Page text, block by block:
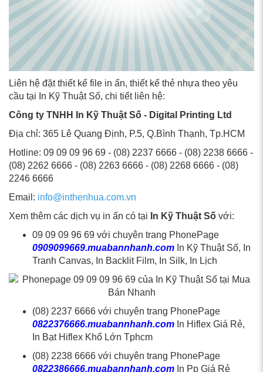
Liên hệ đặt thiết kế file in ấn, thiết kế thẻ nhựa theo yêu
cầu tại In Kỹ Thuật Số, chi tiết liên hệ:
Công ty TNHH In Kỹ Thuật Số - Digital Printing Ltd
Địa chỉ: 365 Lê Quang Định, P.5, Q.Bình Thạnh, Tp.HCM
Hotline: 09 09 09 96 69 - (08) 2237 6666 - (08) 2238 6666 -
(08) 2262 6666 - (08) 2263 6666 - (08) 2268 6666 - (08)
2246 6666
Email: info@inthenhua.com.vn
Xem thêm các dịch vụ in ấn có tại In Kỹ Thuật Số với:
09 09 09 96 69 với chuyên trang PhonePage
0909099669.muabannhanh.com In Kỹ Thuật Số, In
Tranh Canvas, In Backlit Film, In Silk, In Lịch
(08) 2237 6666 với chuyên trang PhonePage
0822376666.muabannhanh.com In Hiflex Giá Rẻ,
In Bạt Hiflex Khổ Lớn Tphcm
(08) 2238 6666 với chuyên trang PhonePage
0822386666.muabannhanh.com In Pp Giá Rẻ